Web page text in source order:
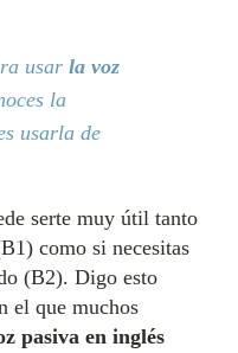
usarla voz
la
usarla de
serte muy útil tanto
como si necesitas
(B2). Digo esto
el que muchos
pasiva en inglés